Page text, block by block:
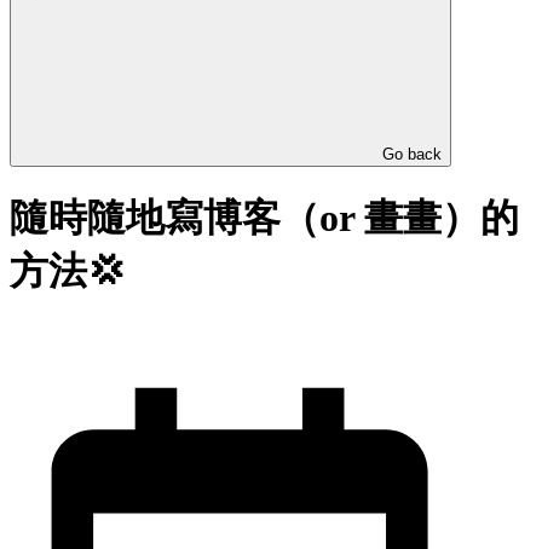
Go back
隨時隨地寫博客（or 畫畫）的
方法💢